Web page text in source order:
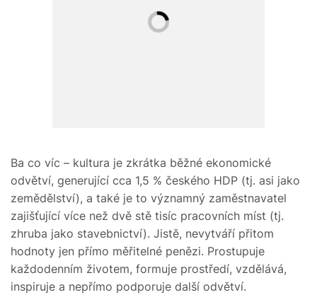
Ba co víc – kultura je zkrátka běžné ekonomické
odvětví, generující cca 1,5 % českého HDP (tj. asi jako
zemědělství), a také je to významný zaměstnavatel
zajišťující více než dvě stě tisíc pracovních míst (tj.
zhruba jako stavebnictví). Jistě, nevytváří přitom
hodnoty jen přímo měřitelné penězi. Prostupuje
každodenním životem, formuje prostředí, vzdělává,
inspiruje a nepřímo podporuje další odvětví.